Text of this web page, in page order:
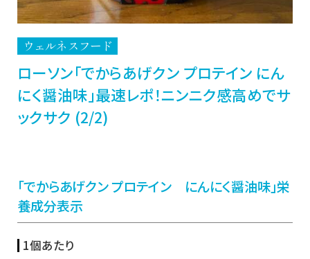
ウェルネスフード
ローソン「でからあげクン プロテイン にん
にく醤油味」最速レポ！ニンニク感高めでサ
ックサク (2/2)
「でからあげクン プロテイン にんにく醤油味」栄
養成分表示
1個あたり